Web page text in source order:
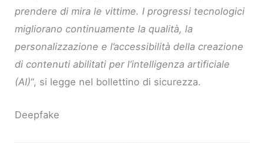
prendere di mira le vittime. I progressi tecnologici
migliorano continuamente la qualità, la
personalizzazione e l’accessibilità della creazione
di contenuti abilitati per l’intelligenza artificiale
(AI)“, si legge nel bollettino di sicurezza.
Deepfake